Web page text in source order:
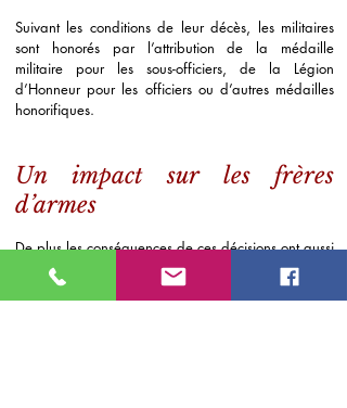
Suivant les conditions de leur décès, les militaires
sont honorés par l’attribution de la médaille
militaire pour les sous-officiers, de la Légion
d’Honneur pour les officiers ou d’autres médailles
honorifiques.
Un impact sur les frères
d’armes
De plus les conséquences de ces décisions ont aussi
un impact sur les frères d’armes, car quand l’un
deux disparaît en service extrême, ils perdent une